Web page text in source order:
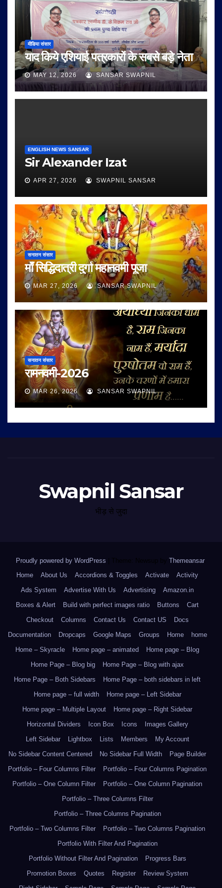
मीडिया संसार
याद किये एशियाई पत्रकारों के सबसे बड़े नेता
MAY 12, 2026 SANSAR SWAPNIL
ENGLISH NEWS SANSAR
Sir Alexander Izat
APR 27, 2026 SWAPNIL SANSAR
सनातन संसार
माँ सिद्धिदात्री दुर्गा महानवमी पूजा
MAR 27, 2026 SANSAR SWAPNIL
सनातन संसार
रामनवमी-2026
MAR 26, 2026 SANSAR SWAPNIL
Swapnil Sansar
भीड़ से जुदा
Proudly powered by WordPress Theme: Newsup by Themeansar.
Home
About Us Accordions & Toggles Activate
Activity
Ads System
Advertise With Us Advertising
Amazon.in
Boxes & Alert
Build with perfect images ratio Buttons
Cart
Checkout
Columns Contact Us Contact US
Docs
Documentation
Dropcaps Google Maps Groups Home
home
Home – Skyracle
Home page – animated
Home page – Blog
Home Page – Blog big
Home Page – Blog with ajax
Home Page – Both Sidebars
Home Page – both sidebars in left
Home page – full width
Home page – Left Sidebar
Home page – Multiple Layout
Home page – Right Sidebar
Horizontal Dividers
Icon Box Icons
Images Gallery
Left Sidebar
Lightbox Lists Members
My Account
No Sidebar Content Centered
No Sidebar Full Width
Page Builder
Portfolio – Four Columns Filter
Portfolio – Four Columns Pagination
Portfolio – One Column Filter
Portfolio – One Column Pagination
Portfolio – Three Columns Filter
Portfolio – Three Columns Pagination
Portfolio – Two Columns Filter
Portfolio – Two Columns Pagination
Portfolio With Filter And Pagination
Portfolio Without Filter And Pagination
Progress Bars
Promotion Boxes
Quotes Register
Review System